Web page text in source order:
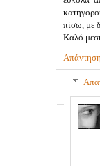
πίσω, με
Καλό
Απάντηση